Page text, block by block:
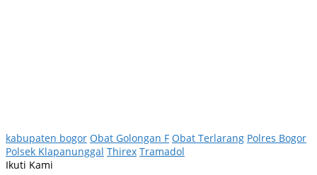
kabupaten bogor Obat Golongan F Obat Terlarang Polres Bogor
Polsek Klapanunggal Thirex Tramadol
Ikuti Kami